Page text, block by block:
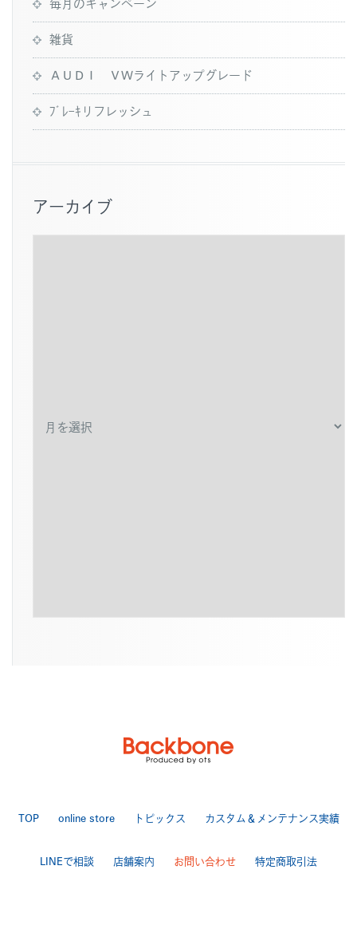
雑貨
ＡＵＤＩ ＶＷライトアップグレード
ﾌﾞﾚｰｷリフレッシュ
アーカイブ
TOP online store トピックス カスタム＆メンテナンス実績
LINEで相談 店舗案内 お問い合わせ 特定商取引法